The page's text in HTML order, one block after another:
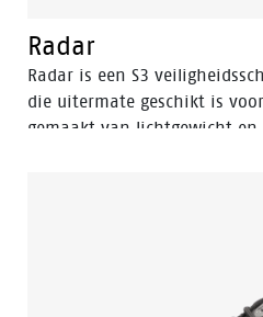
Radar
Radar is een S3
die uitermate geschikt is
gemaakt van lichtgewicht en
Nova-collectie zeer prettig
je de hele dag op en top